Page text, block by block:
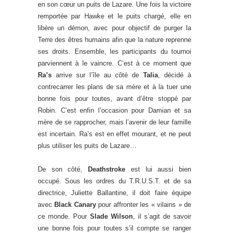
en son cœur un puits de Lazare. Une fois la victoire
remportée par Hawke et le puits chargé, elle en
libère un démon, avec pour objectif de purger la
Terre des êtres humains afin que la nature reprenne
ses droits. Ensemble, les participants du tournoi
parviennent à le vaincre. C’est à ce moment que
Ra’s arrive sur l’île au côté de Talia, décidé à
contrecarrer les plans de sa mère et à la tuer une
bonne fois pour toutes, avant d’être stoppé par
Robin. C’est enfin l’occasion pour Damian et sa
mère de se rapprocher, mais l’avenir de leur famille
est incertain. Ra’s est en effet mourant, et ne peut
plus utiliser les puits de Lazare…
De son côté, Deathstroke est lui aussi bien
occupé. Sous les ordres du T.R.U.S.T. et de sa
directrice, Juliette Ballantine, il doit faire équipe
avec Black Canarypour affronter les « vilains » de
ce monde. Pour Slade Wilson, il s’agit de savoir
une bonne fois pour toutes s’il compte se ranger